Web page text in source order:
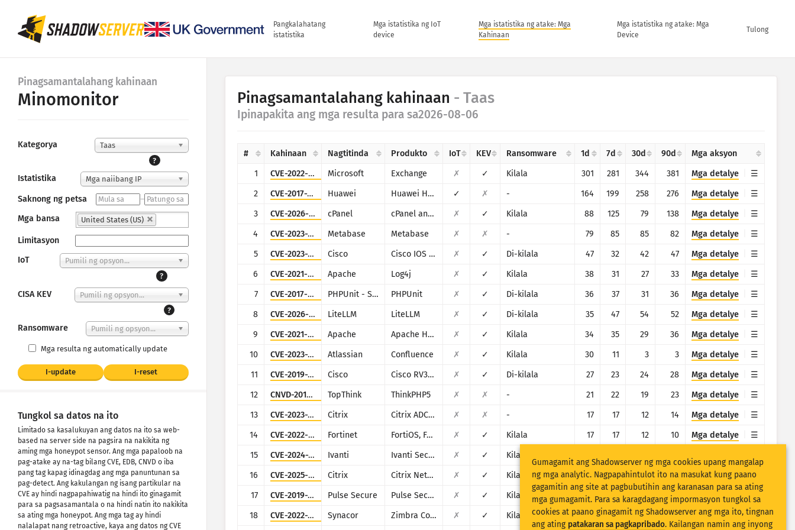
Pangkalahatang
istatistika
Mga istatistika ng IoT
device
Mga istatistika ng atake: Mga
Kahinaan
Mga istatistika ng atake: Mga
Device
Tulong
Pinagsamantalahang kahinaan
Minomonitor
Kategorya
Taas
?
Istatistika Mga naiibang IP
Saknong ng petsa
–
Mga bansa
United States (US)
Limitasyon
IoT
Pumili ng opsyon...
?
CISA KEV
Pumili ng opsyon...
?
Ransomware Pumili ng opsyon...
Mga resulta ng automatically update
I-update I-reset
Tungkol sa datos na ito
Limitado sa kasalukuyan ang datos na ito sa web-
based na server side na pagsira na nakikita ng
aming mga honeypot sensor. Ang mga papaloob na
pag-atake ay na-tag bilang CVE, EDB, CNVD o iba
pang tag kapag idinagdag ang mga panuntunan sa
pag-detect. Ang kakulangan ng isang partikular na
CVE ay hindi nagpapahiwatig na hindi ito ginagamit
para sa pagsasamantala o na hindi natin ito nakikita
sa ating mga honeypot. Ang mga tag ay hindi
nalalapat nang retroactive, kaya ang datos ng CVE
Pinagsamantalahang kahinaan - Taas
Ipinapakita ang mga resulta para sa2026-08-06
# Kahinaan Nagtitinda Produkto IoT KEV Ransomware 1d 7d 30d 90d
Mga aksyon
1
CVE-2022-41082 Microsoft Exchange ✗ ✓ Kilala 301 281 344 381
Mga detalye
2
CVE-2017-17215 Huawei Huawei Home Gateway HG532 ✓ ✗ - 164 199 258 276
Mga detalye
3
CVE-2026-41940 cPanel cPanel and WHM ✗ ✓ Kilala 88 125 79 138
Mga detalye
4
CVE-2023-38646 Metabase Metabase ✗ ✗ - 79 85 85 82
Mga detalye
5
CVE-2023-20198 Cisco Cisco IOS XE ✗ ✓ Di-kilala 47 32 42 47
Mga detalye
6
CVE-2021-44228 Apache Log4j ✗ ✓ Kilala 38 31 27 33
Mga detalye
7
CVE-2017-9841 PHPUnit - Sebastian Bergmann PHPUnit ✗ ✓ Di-kilala 36 37 31 36
Mga detalye
8
CVE-2026-42271 LiteLLM LiteLLM ✗ ✓ Di-kilala 35 47 54 52
Mga detalye
9
CVE-2021-42013 Apache Apache HTTP Server ✗ ✓ Kilala 34 35 29 36
Mga detalye
10
CVE-2023-22527 Atlassian Confluence ✗ ✓ Kilala 30 11 3 3
Mga detalye
11
CVE-2019-1653 Cisco Cisco RV320/RV325 ✗ ✓ Di-kilala 27 23 24 28
Mga detalye
12
CNVD-2018-24942 TopThink ThinkPHP5 ✗ ✗ - 21 22 19 23
Mga detalye
13
CVE-2023-24488 Citrix Citrix ADC and Citrix Gateway ✗ ✗ - 17 17 12 14
Mga detalye
14
CVE-2022-40684 Fortinet FortiOS, FortiProxy, and FortiSwitchManager ✗ ✓ Kilala 17 17 12 10
Mga detalye
15
CVE-2024-21887 Ivanti Ivanti Secure Connect and Policy Secure ✗ ✓ Kilala
16
CVE-2025-5777 Citrix Citrix NetScaler ✗ ✓ Kilala 17 16 12 40
Mga detalye
17
CVE-2019-11510 Pulse Secure Pulse Secure VPN ✗ ✓ Kilala 17 9 8 6
Mga detalye
18
CVE-2022-37042 Synacor Zimbra Collaboration Suite ✗ ✓ Kilala 17 9 7 6 Mga detalye
Gumagamit ang Shadowserver ng mga cookies upang mangalap
ng mga analytic. Nagpapahintulot ito na masukat kung paano
gagamitin ang site at pagbubutihin ang karanasan para sa ating
mga gumagamit. Para sa karagdagang impormasyon tungkol sa
cookies at paano ginagamit ng Shadowserver ang mga ito, tingnan
ang ating patakaran sa pagkapribado. Kailangan namin ang inyong